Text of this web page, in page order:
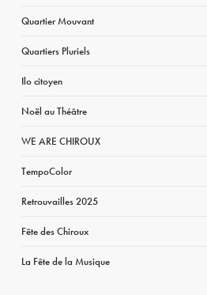
Quartier Mouvant
Quartiers Pluriels
Ilo citoyen
Noël au Théâtre
WE ARE CHIROUX
TempoColor
Retrouvailles 2025
Fête des Chiroux
La Fête de la Musique